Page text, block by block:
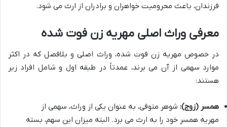
فرزندان، باعث محرومیت خواهران و برادران از ارث می شود.
معرفی وراث اصلی مهریه زن فوت شده
در خصوص مهریه زن فوت شده، وراث اصلی و بلافصل که در اکثر
موارد سهمی از آن می برند، عمدتاً در طبقه اول و شامل افراد زیر
هستند:
همسر (زوج): شوهر متوفی، به عنوان یکی از وراث، سهمی از
مهریه همسر خود را به ارث می برد. البته میزان این سهم، بسته